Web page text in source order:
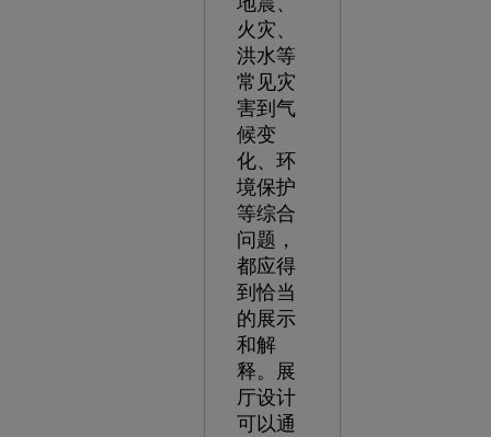
火灾、
洪水等
常见灾
害到气
候变
化、环
境保护
等综合
问题，
都应得
到恰当
的展示
和解
释。展
厅设计
可以通